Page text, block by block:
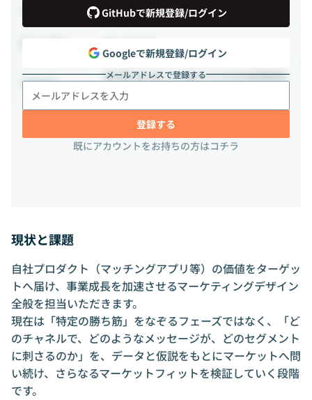
GitHubで新規登録/ログイン
Googleで新規登録/ログイン
メールアドレスで登録する
登録する
既にアカウントをお持ちの方はコチラ
正社員
勤務地
東京都 品川区 上大崎2-15-19 MG目黒駅前
8階
現状と課題
自社プロダクト（マッチングアプリ等）の価値をターゲッ
トへ届け、事業成長を加速させるマーケティングデザイン
全般を担当いただきます。
現在は「特定の勝ち筋」をなぞるフェーズではなく、「ど
のチャネルで、どのようなメッセージが、どのセグメント
に刺さるのか」を、データと仮説をもとにマーケットへ問
い続け、さらなるマーケットフィットを検証していく段階
です。